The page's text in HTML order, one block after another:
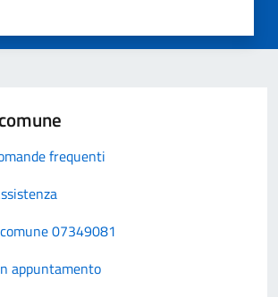
frequenti
07349081
appuntamento